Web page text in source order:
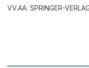
VV.AA. SPRINGER-